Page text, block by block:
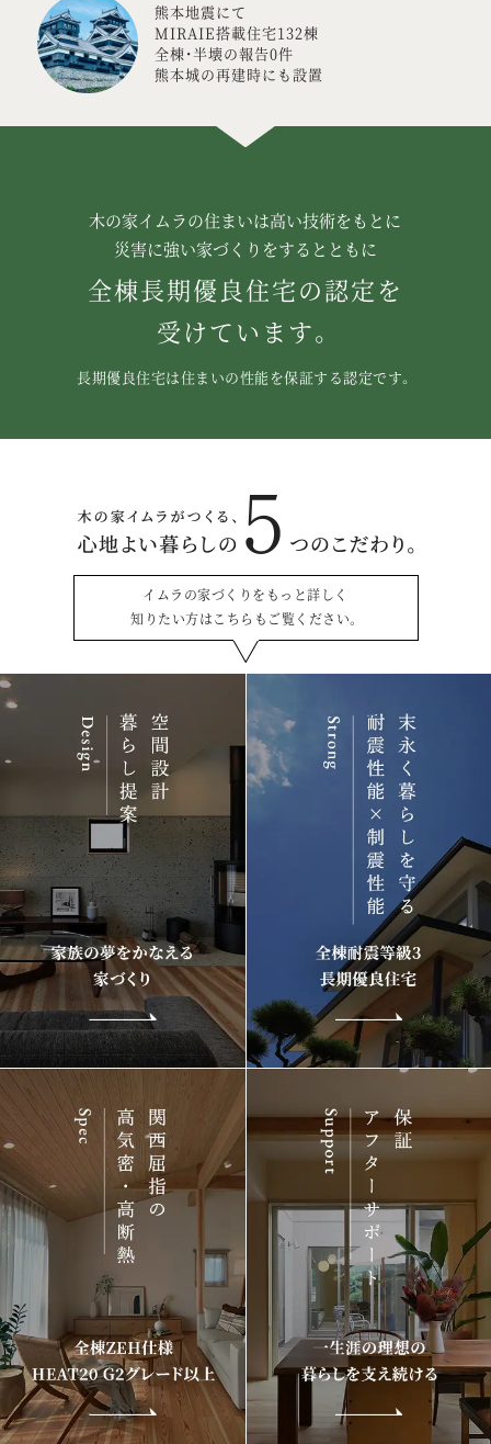
熊本地震にて
MIRAIE搭載住宅132棟
全棟・半壊の報告0件
熊本城の再建時にも設置
木の家イムラの住まいは高い技術をもとに
災害に強い家づくりをするとともに
全棟長期優良住宅の認定を
受けています。
長期優良住宅は住まいの性能を保証する認定です。
イムラの家づくりをもっと詳しく
知りたい方はこちらもご覧ください。